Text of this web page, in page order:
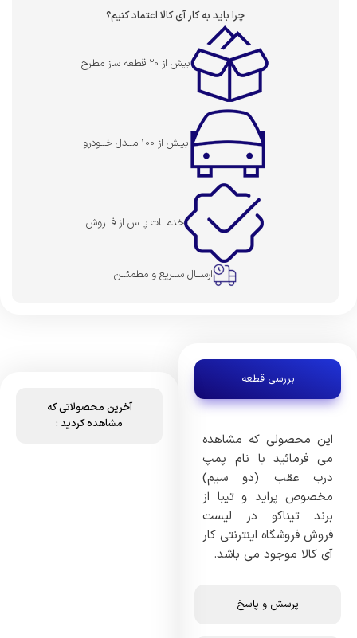
چرا باید به کار آی کالا اعتماد کنیم؟
بیش از 20 قطعه ساز مطرح
بیـش از 100 مــدل خــودرو
خدمــات پــس از فــروش
ارســال ســریع و مطمئــن
بررسی قطعه
پرسش و پاسخ
این محصولی که مشاهده
می فرمائید با نام پمپ
درب عقب (دو سیم)
مخصوص پراید و تیبا از
برند تیناکو در لیست
فروش فروشگاه اینترنتی کار
آی کالا موجود می باشد.
آخرین محصولاتی که
مشاهده کردید :